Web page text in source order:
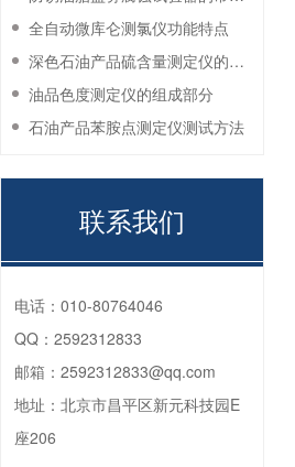
全自动微库仑测氯仪功能特点
深色石油产品硫含量测定仪的工作环境要求
油品色度测定仪的组成部分
石油产品苯胺点测定仪测试方法
联系我们
电话： 010-80764046
QQ： 2592312833
邮箱： 2592312833@qq.com
地址： 北京市昌平区新元科技园E
座206